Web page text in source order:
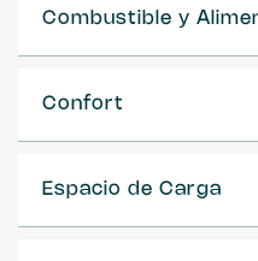
Combustible y
Confort
Espacio de Carga